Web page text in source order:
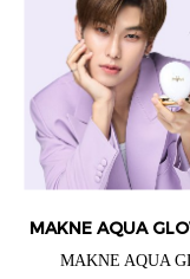
ตลอดวัน )
MAKNE AQUA
MAKNE AQUA